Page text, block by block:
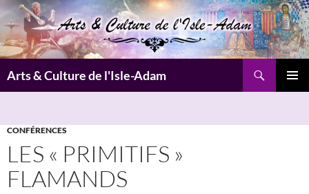
Aller
au
contenu
Arts & Culture de l'Isle-Adam
CONFÉRENCES
LES « PRIMITIFS »
FLAMANDS